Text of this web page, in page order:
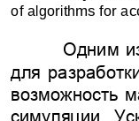
of algorithms for
Одним
для
возможность
симуляции